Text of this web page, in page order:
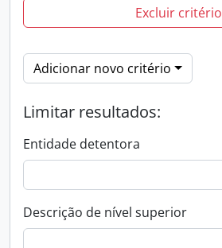
Excluir critério
Adicionar novo critério
Limitar resultados:
Entidade detentora
Descrição de nível superior